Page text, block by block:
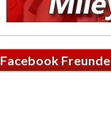
Facebook Freunde